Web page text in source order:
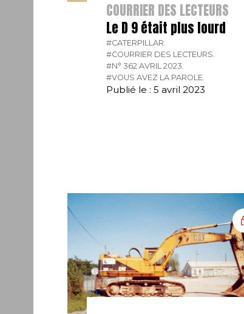
COURRIER DES LECTEURS
Le D 9 était plus lourd
#CATERPILLAR.
#COURRIER DES LECTEURS.
#N° 362 AVRIL 2023.
#VOUS AVEZ LA PAROLE.
Publié le : 5 avril 2023